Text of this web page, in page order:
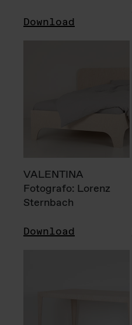
Download
VALENTINA
Fotografo: Lorenz
Sternbach
Download